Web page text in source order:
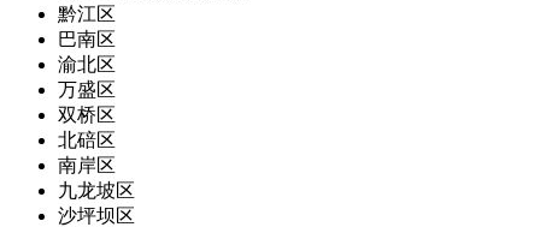
黔江区
巴南区
渝北区
万盛区
双桥区
北碚区
南岸区
九龙坡区
沙坪坝区